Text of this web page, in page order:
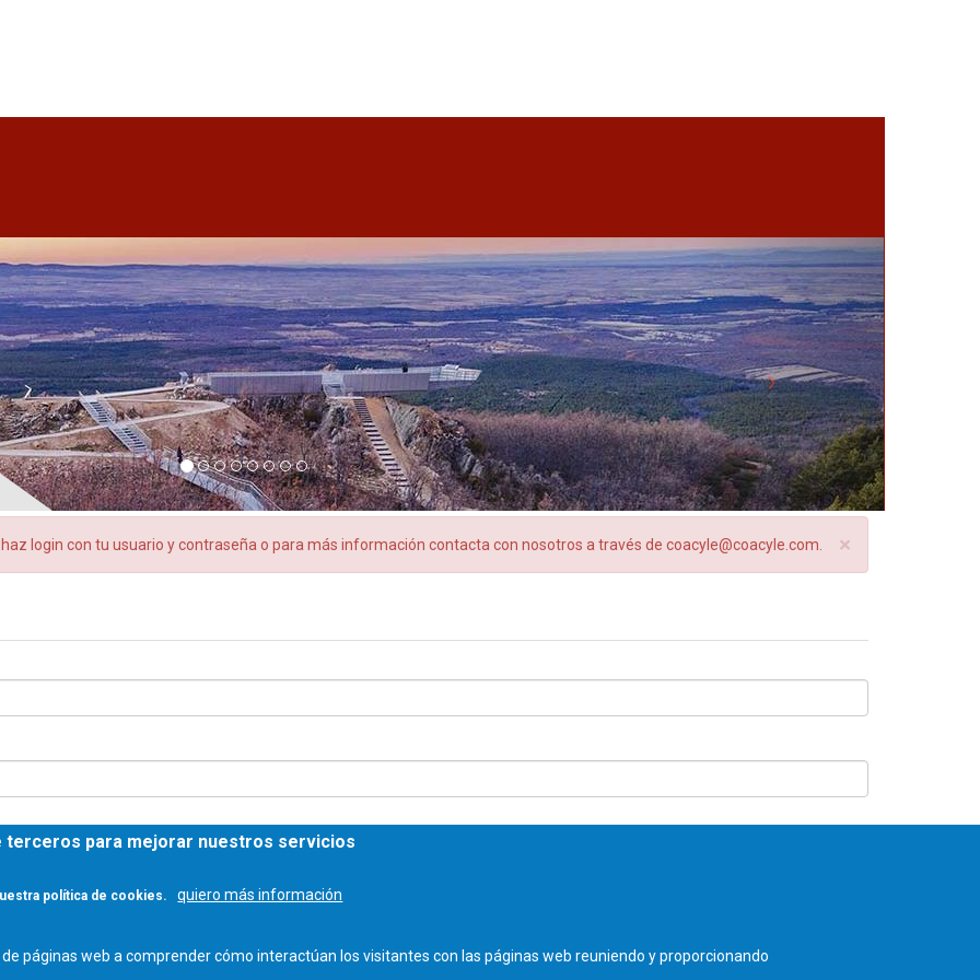
×
login con tu usuario y contraseña o para más información contacta con nosotros a través de coacyle@coacyle.com.
terceros para mejorar nuestros servicios
política de cookies. quiero más información
páginas web a comprender cómo interactúan los visitantes con las páginas web reuniendo y proporcionando